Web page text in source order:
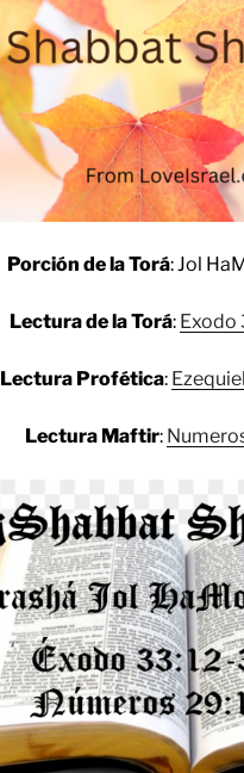
Porción de la Torá: Jol
Lectura de la Torá: Exodo
Lectura Profética:
Lectura Maftir: